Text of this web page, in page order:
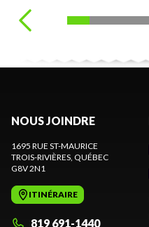
NOUS JOINDRE
1695 RUE ST-MAURICE
TROIS-RIVIÈRES , QUÉBEC
G8V 2N1
ITINÉRAIRE
819 691-1440